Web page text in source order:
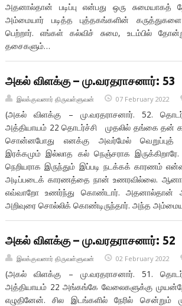
அதனால்தான் படிப்பு என்பது ஒரு சுமையாகத்
அம்மையார் படித்த புத்தகங்களின்
பெற்றார். எங்கள் கல்விச் சுமை, உடம்பில்
தசைகளும்…
அகல் விளக்கு – மு.வரதராசனார்: 53
இலக்குவனார் திருவள்ளுவன் 07 February 2022
(அகல் விளக்கு – மு.வரதராசனார். 52.
அத்தியாயம் 22 தொடர்ச்சி முதலில் தங்கை தன்
சொன்னபோது எனக்கு அவர்மேல் வெறுப்புத்
இரக்கமும் இல்லாத கல் நெஞ்சராக இருக்கிறாரே.
நெறியராக இருந்தும் இப்படி நடக்கக் காரணம்
அடிப்படைக் காரணத்தை நான் உணரவில்லை.
எவ்வாறோ உணர்ந்து கொண்டார். அதனால்தான்
அறிவுரை சொல்லிக் கொண்டிருந்தார். அந்த
அகல் விளக்கு – மு.வரதராசனார்: 52
இலக்குவனார் திருவள்ளுவன் 02 February 2022
(அகல் விளக்கு – மு.வரதராசனார். 51.
அத்தியாயம் 22 அங்கங்கே வேலைகளுக்கு
எழுதினேன். சில இடங்களில் நேரில் சென்றும்